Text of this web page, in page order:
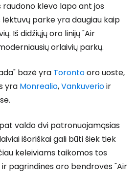
raudono klevo lapo ant jos
parke yra daugiau kaip
Iš didžiųjų oro linijų "Air
orlaivių parkų.
bazė yra Torontooro uoste,
yra Monrealio,Vankuverioir
valdo dvi patronuojamąsias
išoriškai gali būti šiek tiek
keleiviams taikomos tos
pagrindinės oro bendrovės "Air